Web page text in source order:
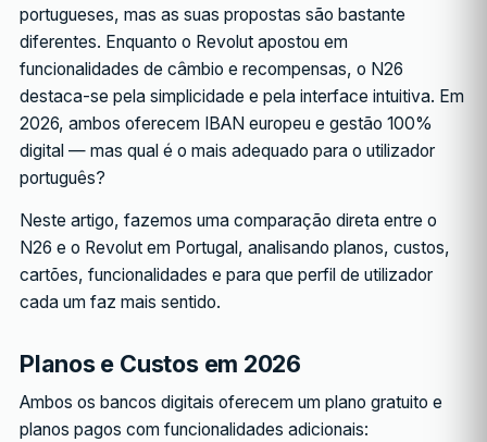
portugueses, mas as suas propostas são bastante
diferentes. Enquanto o Revolut apostou em
funcionalidades de câmbio e recompensas, o N26
destaca-se pela simplicidade e pela interface intuitiva. Em
2026, ambos oferecem IBAN europeu e gestão 100%
digital — mas qual é o mais adequado para o utilizador
português?
Neste artigo, fazemos uma comparação direta entre o
N26 e o Revolut em Portugal, analisando planos, custos,
cartões, funcionalidades e para que perfil de utilizador
cada um faz mais sentido.
Planos e Custos em 2026
Ambos os bancos digitais oferecem um plano gratuito e
planos pagos com funcionalidades adicionais: